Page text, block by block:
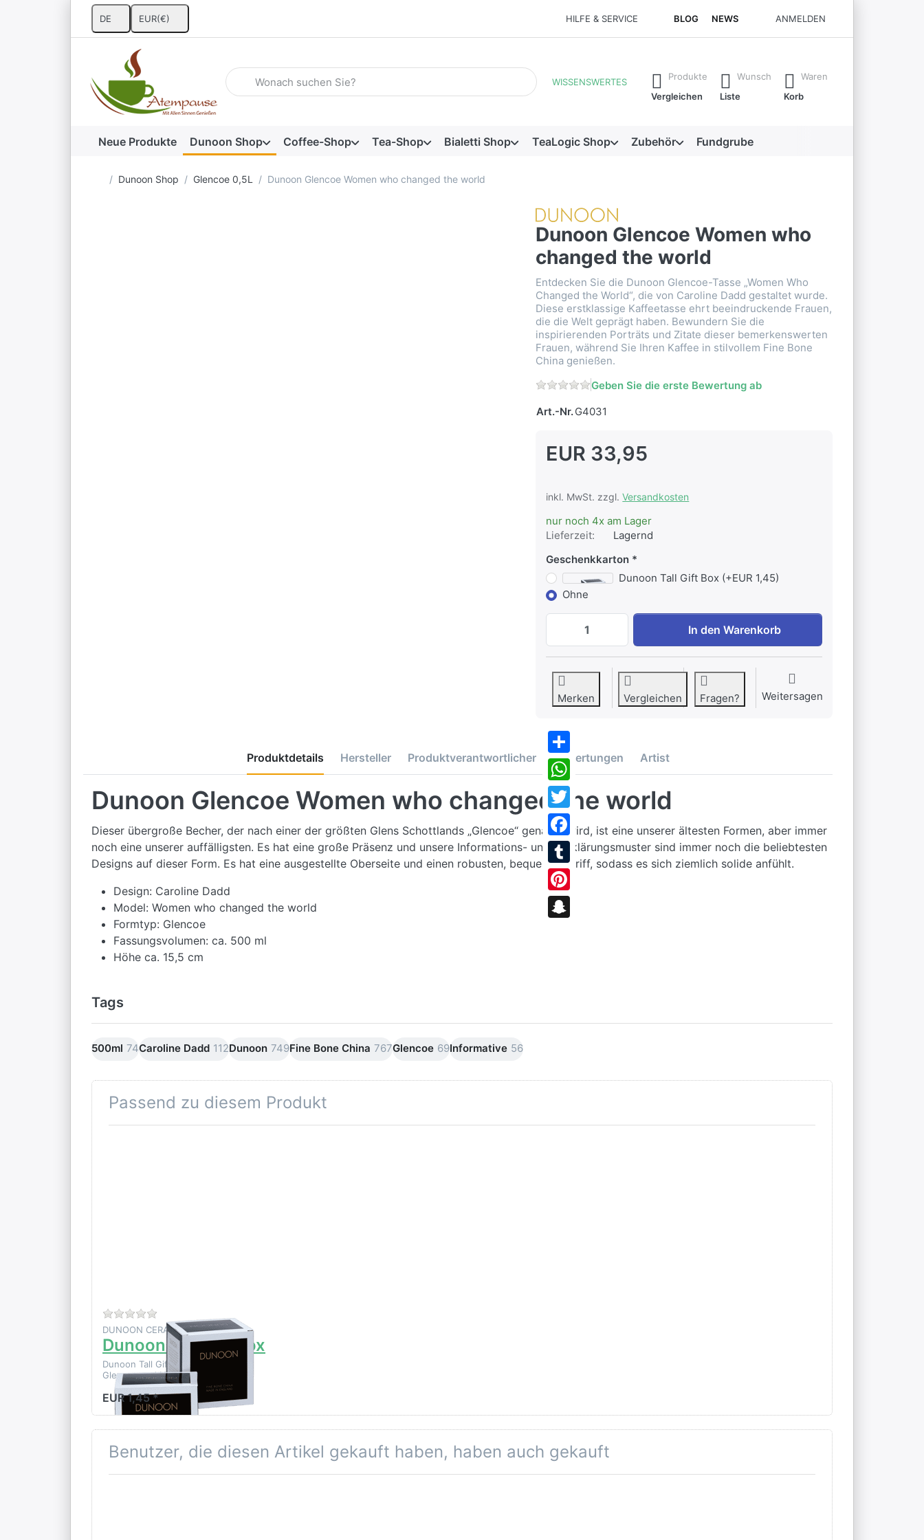
DE EUR(€) HILFE & SERVICE BLOG NEWS ANMELDEN
Geben Sie einen Suchbegriff ein. Während Sie tippen, erscheinen automatisch erste Ergebnisse. Drücken Sie die Eingabetaste, um alle
WISSENSWERTES
Produkte
Vergleichen
Wunsch
Liste
Waren
Korb
Neue Produkte Dunoon Shop Coffee-Shop Tea-Shop Bialetti Shop TeaLogic Shop Zubehör Fundgrube
Startseite
Dunoon Shop Glencoe 0,5L Dunoon Glencoe Women who changed the world
Dunoon Glencoe Women who
changed the world
Entdecken Sie die Dunoon Glencoe-Tasse „Women Who
Changed the World“, die von Caroline Dadd gestaltet wurde.
Diese erstklassige Kaffeetasse ehrt beeindruckende Frauen,
die die Welt geprägt haben. Bewundern Sie die
inspirierenden Porträts und Zitate dieser bemerkenswerten
Frauen, während Sie Ihren Kaffee in stilvollem Fine Bone
China genießen.
Geben Sie die erste Bewertung ab
Art.-Nr.G4031
EUR 33,95
inkl. MwSt. zzgl.Versandkosten
nur noch 4x am Lager
Lieferzeit:
Lagernd
Geschenkkarton
Dunoon Tall Gift Box (+EUR 1,45)
Ohne
Dunoon Glencoe Women who changed the world zu EUR
In den Warenkorb
Merken Vergleichen Fragen? Weitersagen
Share
WhatsApp
Twitter
Facebook
Tumblr
Pinterest
Produktdetails Hersteller Produktverantwortlicher Bewertungen Artist
Dunoon Glencoe Women who changed the world
Dieser übergroße Becher, der nach einer der größten Glens Schottlands „Glencoe“ genannt wird, ist eine unserer ältesten Formen, aber immer
noch eine unserer auffälligsten. Es hat eine große Präsenz und unsere Informations- und Aufklärungsmuster sind immer noch die beliebtesten
Designs auf dieser Form. Es hat eine ausgestellte Oberseite und einen robusten, bequemen Griff, sodass es sich ziemlich solide anfühlt.
Design: Caroline Dadd
Model: Women who changed the world
Formtyp: Glencoe
Fassungsvolumen: ca. 500 ml
Höhe ca. 15,5 cm
Tags
500ml 74Caroline Dadd 112Dunoon 749Fine Bone China 767Glencoe 69Informative 56
Passend zu diesem Produkt
DUNOON CERAMICS LTD
Dunoon Tall Gift Box
Dunoon Tall Gift Box Ideal for
Glencoe and Henley mug shapes
EUR 1,45 *
Benutzer, die diesen Artikel gekauft haben, haben auch gekauft